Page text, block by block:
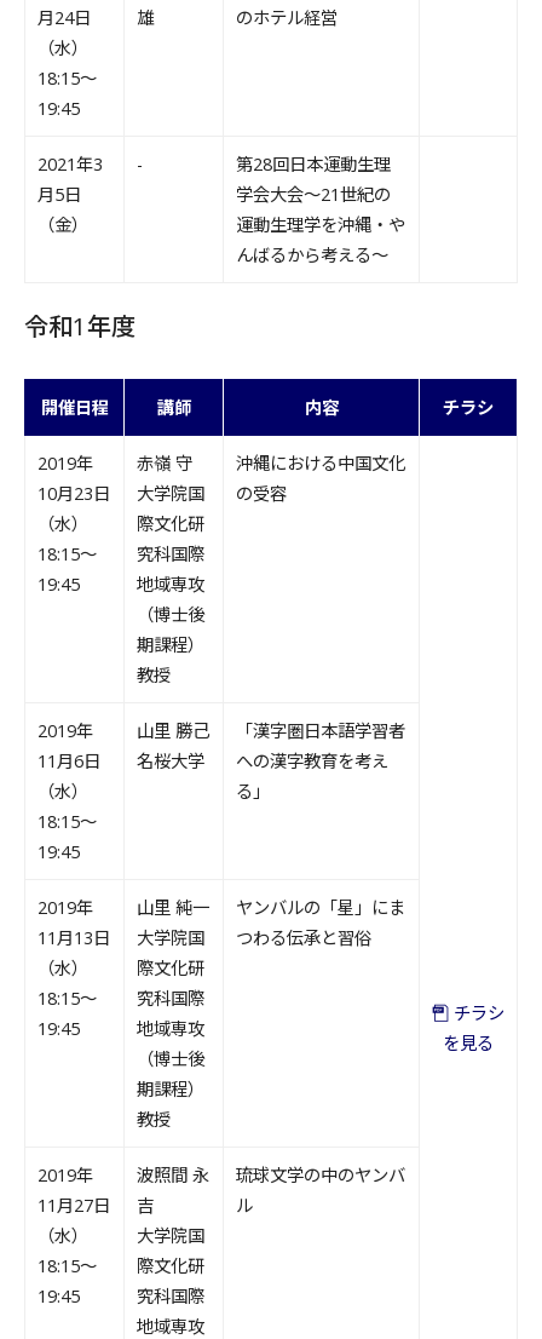
月24日
（水）
18:15～
19:45
雄
のホテル経営
2021年3
月5日
（金）
-
第28回日本運動生理
学会大会～21世紀の
運動生理学を沖縄・や
んばるから考える～
令和1年度
開催日程 講師 内容 チラシ
2019年
10月23日
（水）
18:15～
19:45
赤嶺 守
大学院国
際文化研
究科国際
地域専攻
（博士後
期課程）
教授
沖縄における中国文化
の受容
チラシ
を見る
2019年
11月6日
（水）
18:15～
19:45
山里 勝己
名桜大学
「漢字圏日本語学習者
への漢字教育を考え
る」
2019年
11月13日
（水）
18:15～
19:45
山里 純一
大学院国
際文化研
究科国際
地域専攻
（博士後
期課程）
教授
ヤンバルの「星」にま
つわる伝承と習俗
2019年
11月27日
（水）
18:15～
19:45
波照間 永
吉
大学院国
際文化研
究科国際
地域専攻
琉球文学の中のヤンバ
ル